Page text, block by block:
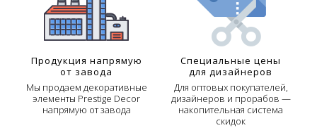
Продукция напрямую
от завода
Мы продаем декоративные
элементы Prestige Decor
напрямую от завода
Специальные цены
для дизайнеров
Для оптовых покупателей,
дизайнеров и прорабов —
накопительная система
скидок